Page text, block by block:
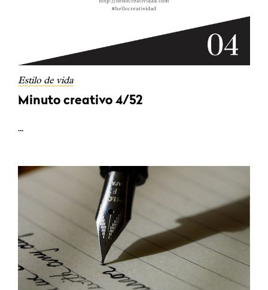
Estilo de vida
Minuto creativo 4/52
...